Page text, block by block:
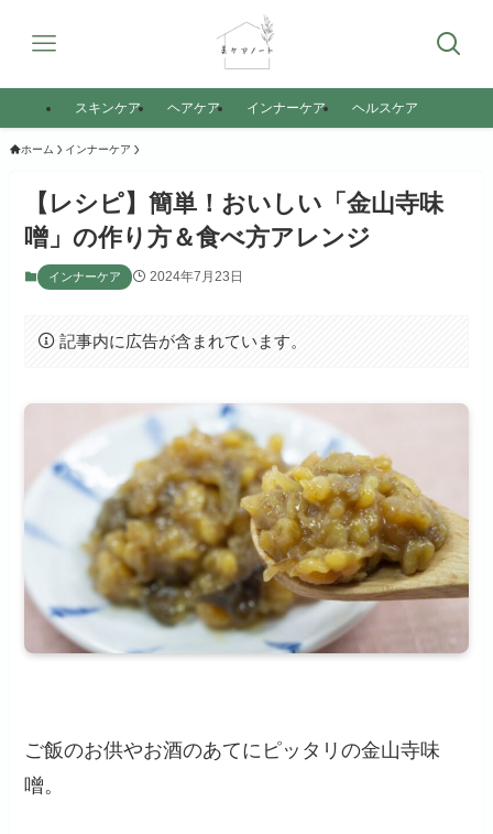
スキンケア ヘアケア インナーケア ヘルスケア
ホーム インナーケア
【レシピ】簡単！おいしい「金山寺味
噌」の作り方＆食べ方アレンジ
インナーケア 2024年7月23日
記事内に広告が含まれています。
ご飯のお供やお酒のあてにピッタリの金山寺味
噌。